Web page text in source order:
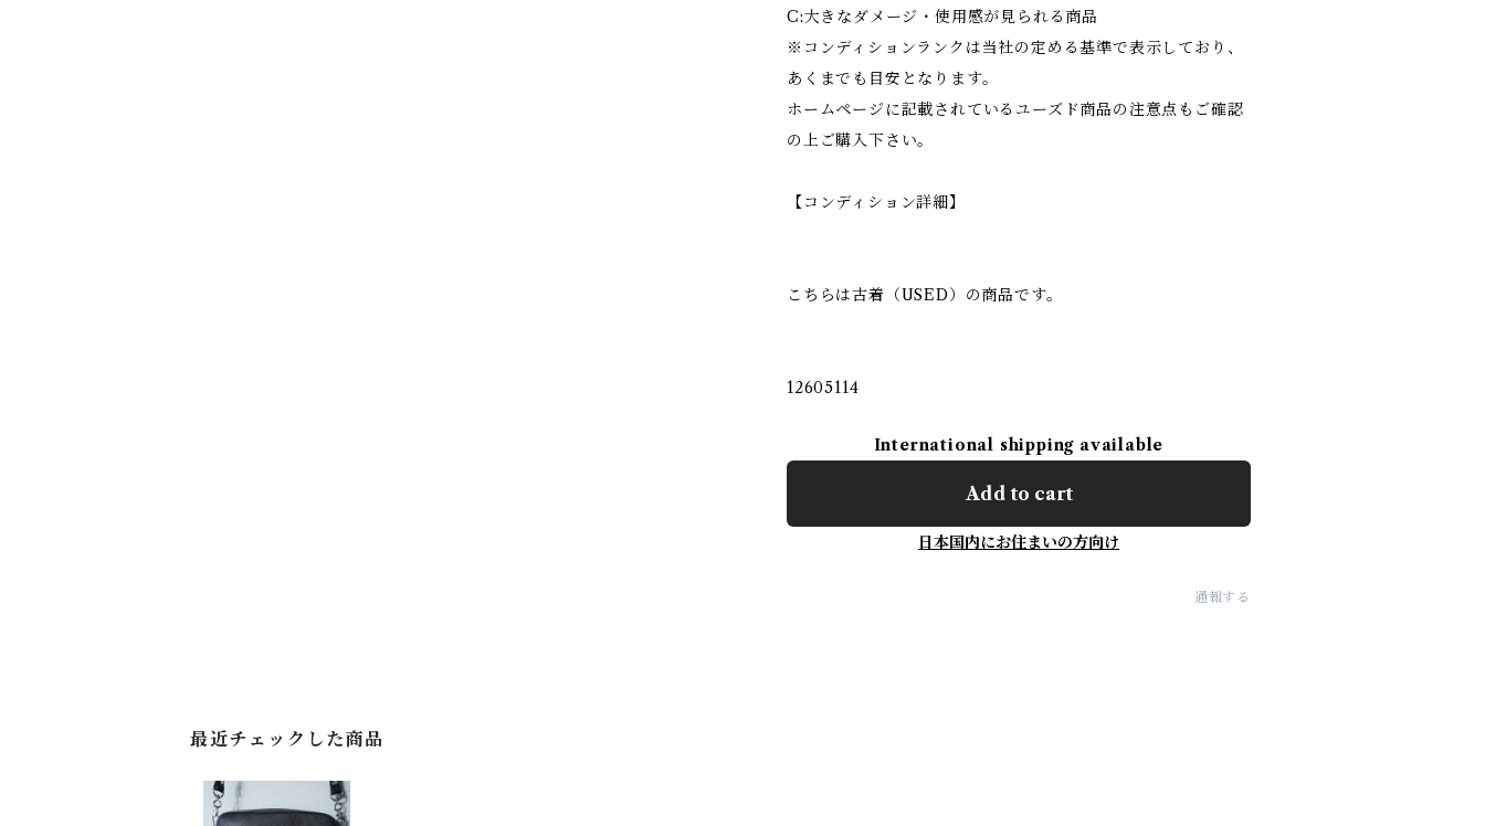
C:大きなダメージ・使用感が見られる商品
※コンディションランクは当社の定める基準で表示しており、
あくまでも目安となります。
ホームページに記載されているユーズド商品の注意点もご確認
の上ご購入下さい。
【コンディション詳細】
こちらは古着（USED）の商品です。
12605114
International shipping available
Add to cart
日本国内にお住まいの方向け
通報する
最近チェックした商品